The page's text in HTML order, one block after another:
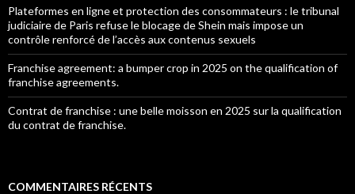
Plateformes en ligne et protection des consommateurs : le tribunal
judiciaire de Paris refuse le blocage de Shein mais impose un
contrôle renforcé de l’accès aux contenus sexuels
Franchise agreement: a bumper crop in 2025 on the qualification of
franchise agreements.
Contrat de franchise : une belle moisson en 2025 sur la qualification
du contrat de franchise.
COMMENTAIRES RÉCENTS